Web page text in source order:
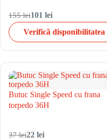
155 lei101 lei
Verifică disponibilitatea
Butuc Single Speed cu frana
torpedo 36H
37 lei22 lei